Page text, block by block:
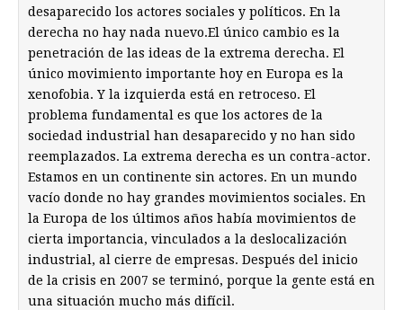
desaparecido los actores sociales y políticos. En la
derecha no hay nada nuevo.El único cambio es la
penetración de las ideas de la extrema derecha. El
único movimiento importante hoy en Europa es la
xenofobia. Y la izquierda está en retroceso. El
problema fundamental es que los actores de la
sociedad industrial han desaparecido y no han sido
reemplazados. La extrema derecha es un contra-actor.
Estamos en un continente sin actores. En un mundo
vacío donde no hay grandes movimientos sociales. En
la Europa de los últimos años había movimientos de
cierta importancia, vinculados a la deslocalización
industrial, al cierre de empresas. Después del inicio
de la crisis en 2007 se terminó, porque la gente está en
una situación mucho más difícil.